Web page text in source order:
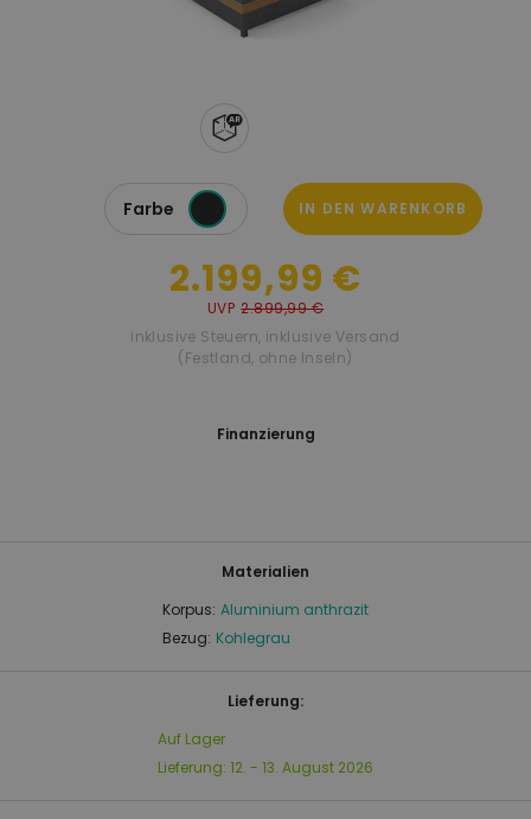
Farbe IN DEN WARENKORB
2.199,99 €
UVP 2.899,99 €
inklusive Steuern, inklusive Versand
(Festland, ohne Inseln)
Materialien
Korpus: Aluminium anthrazit
Bezug: Kohlegrau
Lieferung:
Auf Lager
Lieferung: 12. - 13. August 2026
Finanzierung